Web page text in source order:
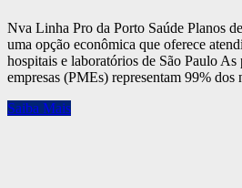
Nva Linha Pro da Porto Saúde Planos
uma opção econômica que oferece
hospitais e laboratórios de São Paulo As
empresas (PMEs) representam 99%
Saiba Mais